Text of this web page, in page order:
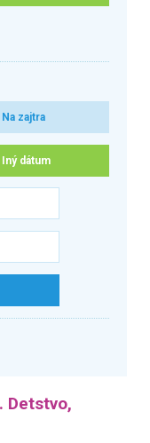
Na zajtra
Iný dátum
Detstvo,